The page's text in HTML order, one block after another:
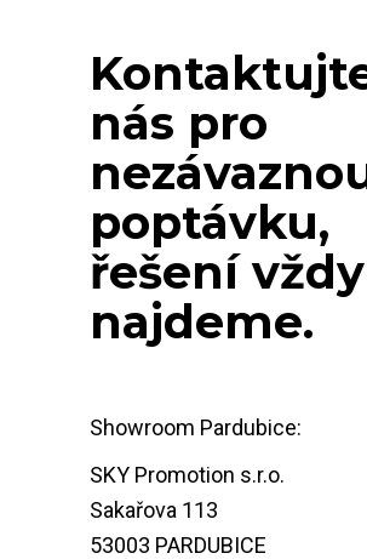
nás pro
poptávku,
řešení vždy
najdeme.
Showroom Pardubice:
SKY Promotion s.r.o.
Sakařova 113
53003 PARDUBICE